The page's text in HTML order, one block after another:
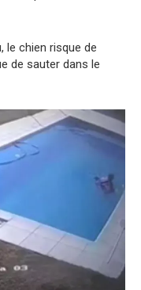
le chien risque de
de sauter dans le